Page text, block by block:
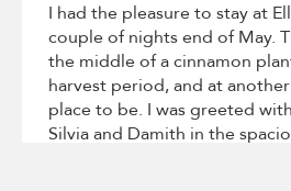
I had the pleasure to stay at
couple of nights end of May.
the middle of a cinnamon
harvest period, and at
place to be. I was greeted
Silvia and Damith in the